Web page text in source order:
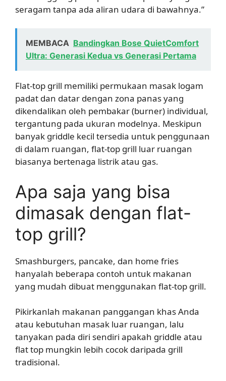
seragam tanpa ada aliran udara di bawahnya.”
MEMBACA Bandingkan Bose QuietComfort
Ultra: Generasi Kedua vs Generasi Pertama
Flat-top grill memiliki permukaan masak logam
padat dan datar dengan zona panas yang
dikendalikan oleh pembakar (burner) individual,
tergantung pada ukuran modelnya. Meskipun
banyak griddle kecil tersedia untuk penggunaan
di dalam ruangan, flat-top grill luar ruangan
biasanya bertenaga listrik atau gas.
Apa saja yang bisa
dimasak dengan flat-
top grill?
Smashburgers, pancake, dan home fries
hanyalah beberapa contoh untuk makanan
yang mudah dibuat menggunakan flat-top grill.
Pikirkanlah makanan panggangan khas Anda
atau kebutuhan masak luar ruangan, lalu
tanyakan pada diri sendiri apakah griddle atau
flat top mungkin lebih cocok daripada grill
tradisional.